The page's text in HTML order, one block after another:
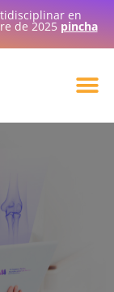
en
de 2025 pincha